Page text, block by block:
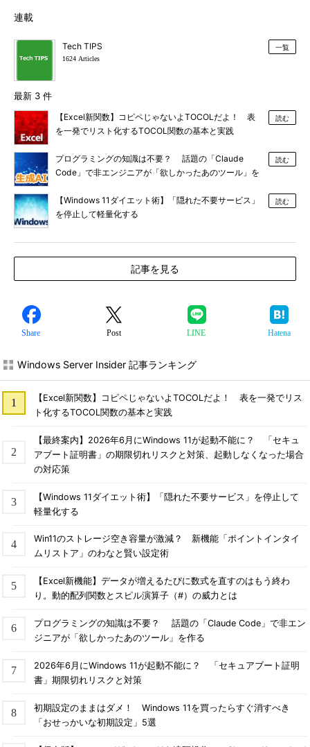
連載
Tech TIPS
1624 Articles
一覧
最新 3 件
【Excel新関数】コピペじゃないよTOCOLだよ！ 表
を一発でリスト化するTOCOL関数の基本と実践
読む
プログラミングの知識は不要？ 話題の「Claude
Code」で非エンジニアが「欲しかったあのツール」を
読む
【Windows 11ダイエット術】「隠れた不要サービス」
を停止して軽量化する
読む
記事を見る
Share Post LINE Hatena
Windows Server Insider 記事ランキング
【Excel新関数】コピペじゃないよTOCOLだよ！ 表を一発でリス
ト化するTOCOL関数の基本と実践
【最終案内】2026年6月にWindows 11が起動不能に？ 「セキュ
アブート証明書」の期限切れリスクと対策、起動しなくなった場合
の対応策
【Windows 11ダイエット術】「隠れた不要サービス」を停止して
軽量化する
Win11のストレージ空き容量が激減？ 新機能「ポイントインタイ
ムリストア」のわなと賢い設定術
【Excel新機能】データが増えるたびに数式を直すのはもう終わ
り。動的配列関数とスピル演算子（#）の威力とは
プログラミングの知識は不要？ 話題の「Claude Code」で非エン
ジニアが「欲しかったあのツール」を作る
2026年6月にWindows 11が起動不能に？ 「セキュアブート証明
書」期限切れリスクと対策
初期設定のままはダメ！ Windows 11を買ったらすぐ消すべき
「おせっかいな初期設定」5選